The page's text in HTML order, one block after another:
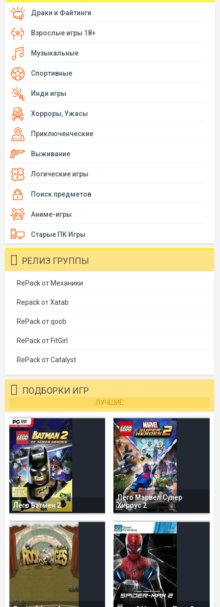
Драки и Файтинги
Взрослые игры 18+
Музыкальные
Спортивные
Инди игры
Хорроры, Ужасы
Приключенческие
Выживание
Логические игры
Поиск предметов
Аниме-игры
Старые ПК Игры
РЕЛИЗ ГРУППЫ
RePack от Механики
Repack от Xatab
RePack от qoob
RePack от FitGirl
RePack от Catalyst
ПОДБОРКИ ИГР
ЛУЧШИЕ
Лего Бэтмен 2
Лего Марвел Супер
Хироус 2